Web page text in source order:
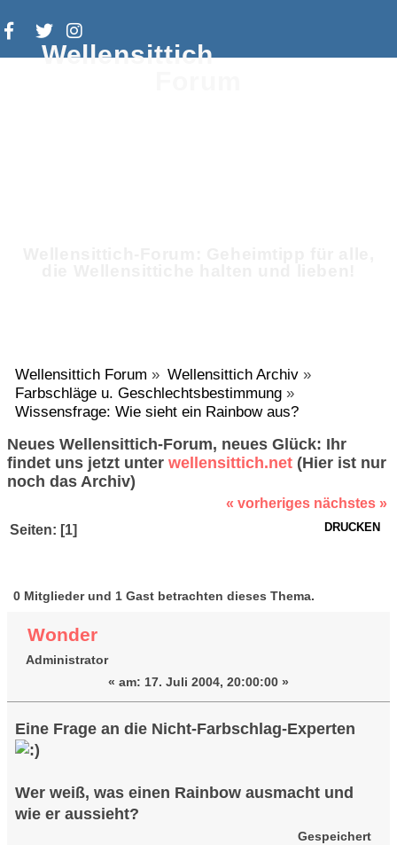
Wellensittich
Wellensittich Forum » Wellensittich Archiv»
Farbschläge u. Geschlechtsbestimmung»
Wissensfrage: Wie sieht ein Rainbow aus?
Neues Wellensittich-Forum, neues Glück: Ihr
findet uns jetzt unter wellensittich.net (Hier ist nur
noch das Archiv)
« vorheriges nächstes »
DRUCKEN
Seiten: [1]
Wissensfrage: Wie sieht ein Rainbow
aus? (Gelesen 58818 mal)
0 Mitglieder und 1 Gast betrachten dieses Thema.
Wonder
Administrator
« am: 17. Juli 2004, 20:00:00 »
Eine Frage an die Nicht-Farbschlag-Experten
Wer weiß, was einen Rainbow ausmacht und
wie er aussieht?
Gespeichert